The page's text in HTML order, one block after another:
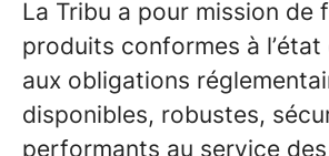
La Tribu a pour mission de
produits conformes à l’état
aux obligations
disponibles, robustes,
performants au service